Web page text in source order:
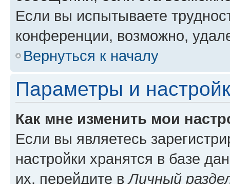
Если вы испытываете
конференции, возможно,
Вернуться к началу
Параметры и
Как мне изменить мои
Если вы являетесь
настройки хранятся в базе
их, перейдите вЛичный